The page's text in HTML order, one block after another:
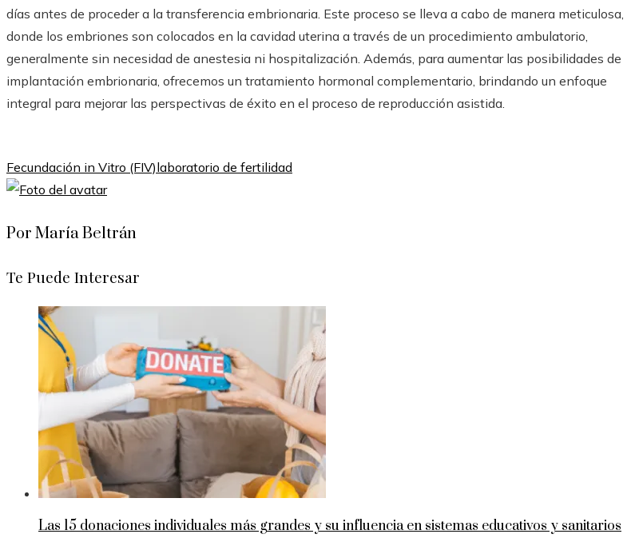
días antes de proceder a la transferencia embrionaria. Este proceso se lleva a cabo de manera meticulosa,
donde los embriones son colocados en la cavidad uterina a través de un procedimiento ambulatorio,
generalmente sin necesidad de anestesia ni hospitalización. Además, para aumentar las posibilidades de
implantación embrionaria, ofrecemos un tratamiento hormonal complementario, brindando un enfoque
integral para mejorar las perspectivas de éxito en el proceso de reproducción asistida.
Fecundación in Vitro (FIV)laboratorio de fertilidad
Por María Beltrán
Te Puede Interesar
Las 15 donaciones individuales más grandes y su influencia en sistemas educativos y sanitarios